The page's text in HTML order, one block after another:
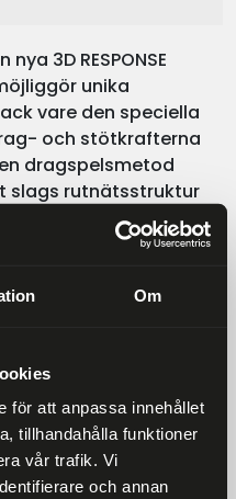
Om
för att anpassa innehållet
tillhandahålla funktioner
vår trafik. Vi
och annan
nya 3D RESPONSE
unika
vare den speciella
och stötkrafterna
dragspelsmetod
slags rutnätsstruktur
tittat på